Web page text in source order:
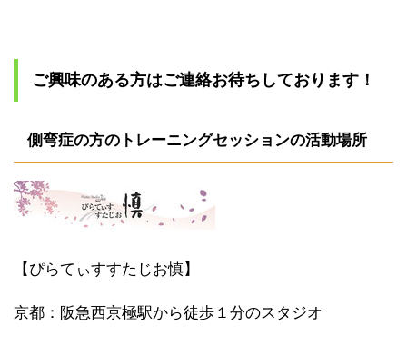
ご興味のある方はご連絡お待ちしております！
側弯症の方のトレーニングセッションの活動場所
【ぴらてぃすすたじお慎】
京都：阪急西京極駅から徒歩１分のスタジオ